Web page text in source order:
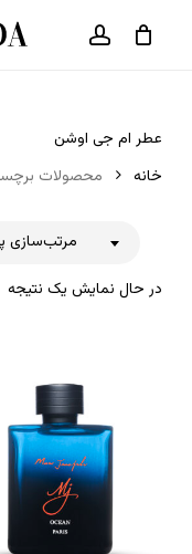
حساب کاربری
سبد خرید
عطر ام جی اوشن
خانه
محصولات
در حال نمایش یک نتیجه
مرتب‌سازی
بستن